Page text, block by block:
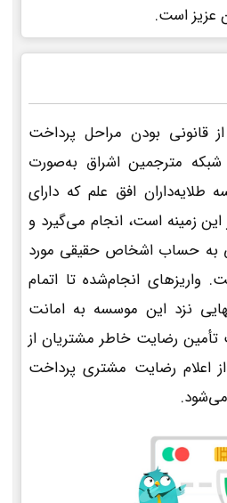
عزیز است.
قانونی بودن مراحل پرداخت
شبکه مترجمین اشراق به‌صورت
افق علم که دارای
این زمینه است، انجام می‌گیرد و
به حساب اشخاص حقیقی مورد
واریزهای انجام‌شده تا اتمام
نزد این موسسه به امانت
رضایت خاطر مشتریان از
اعلام رضایت مشتری پرداخت